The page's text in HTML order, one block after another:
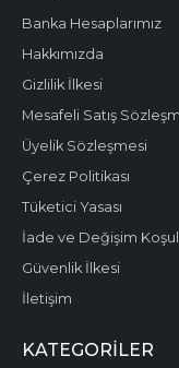
Banka Hesaplarımız
Hakkımızda
Gizlilik İlkesi
Mesafeli Satış
Üyelik Sözleşmesi
Çerez Politikası
Tüketici Yasası
İade ve Değişim
Güvenlik İlkesi
İletişim
KATEGORILER